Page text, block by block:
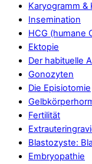
Karyogramm &
Insemination
HCG (humane
Ektopie
Der habituelle
Gonozyten
Die Episiotomie
Fertilität
Blastozyste:
Embryopathie